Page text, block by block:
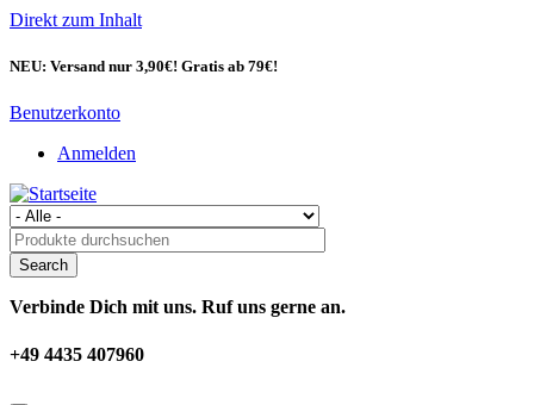
Direkt zum Inhalt
NEU: Versand nur 3,90€! Gratis ab 79€!
Benutzerkonto
Anmelden
Verbinde Dich mit uns. Ruf uns gerne an.
+49 4435 407960